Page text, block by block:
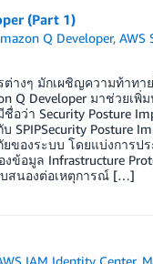
(Part 1)
Q Developer,AWS
งๆ มักเผชิญความท้าทา
Q Developer มาช่วยเ
า Security Posture
Posture
องระบบ โดยแบ่งการป
ข้อมูล Infrastructure
บสนองต่อเหตุการณ์ […]
IAM Identity Center,